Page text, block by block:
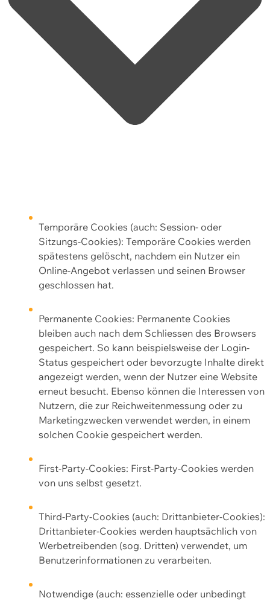
Temporäre Cookies (auch: Session- oder
Sitzungs-Cookies): Temporäre Cookies werden
spätestens gelöscht, nachdem ein Nutzer ein
Online-Angebot verlassen und seinen Browser
geschlossen hat.
Permanente Cookies: Permanente Cookies
bleiben auch nach dem Schliessen des Browsers
gespeichert. So kann beispielsweise der Login-
Status gespeichert oder bevorzugte Inhalte direkt
angezeigt werden, wenn der Nutzer eine Website
erneut besucht. Ebenso können die Interessen von
Nutzern, die zur Reichweitenmessung oder zu
Marketingzwecken verwendet werden, in einem
solchen Cookie gespeichert werden.
First-Party-Cookies: First-Party-Cookies werden
von uns selbst gesetzt.
Third-Party-Cookies (auch: Drittanbieter-Cookies):
Drittanbieter-Cookies werden hauptsächlich von
Werbetreibenden (sog. Dritten) verwendet, um
Benutzerinformationen zu verarbeiten.
Notwendige (auch: essenzielle oder unbedingt